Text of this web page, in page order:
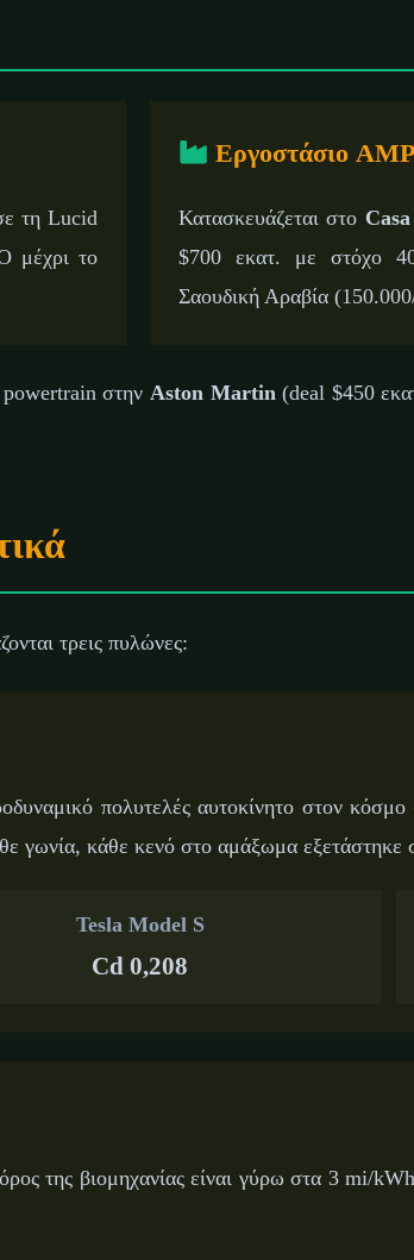
τη Lucid
μέχρι το
Εργοστάσιο
Κατασκευάζεται στο
$700 εκατ. με στόχο
Σαουδική Αραβία
στην Aston Martin (deal $450
τρεις πυλώνες:
πολυτελές αυτοκίνητο στον
γωνία, κάθε κενό στο αμάξωμα
Tesla Model S
Cd 0,208
της βιομηχανίας είναι γύρω στα 3 mi/